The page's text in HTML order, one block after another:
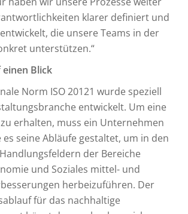
klarer definiert und
die unsere Teams in der
unterstützen.“
einen Blick
Norm ISO 20121 wurde speziell
entwickelt. Um eine
erhalten, muss ein Unternehmen
es seine Abläufe gestaltet, um in den
der Bereiche
und Soziales mittel- und
herbeizuführen. Der
für das nachhaltige